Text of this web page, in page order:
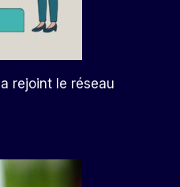
rejoint le réseau